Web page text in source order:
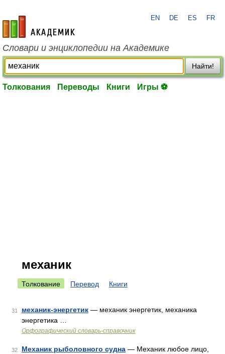
academic.ru
EN DE ES FR
Словари и энциклопедии на Академике
Найти!
Толкования Переводы Книги Игры ⚽
механик
Толкование Перевод Книги
31 механик-энергетик — механик энергетик, механика
энергетика …
Орфографический словарь-справочник
32 Механик рыболовного судна — Механик любое лицо,